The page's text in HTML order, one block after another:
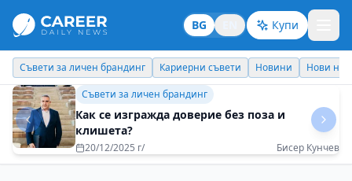
BG Купи
Кариерни съвети Новини Нови назначения Днес празнува
Кариерни съвети
Успешната кариера е баланс между това да
постигаш резултати и да запазиш себе си
21/08/2025 г/ Живко Тодоров